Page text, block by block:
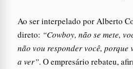
Ao ser interpelado por Alberto
direto: “Cowboy, não se mete,
não vou responder você, porque
a ver”. O empresário rebateu,